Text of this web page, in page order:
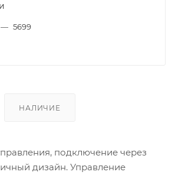
— 5699
НАЛИЧИЕ
подключение через
дизайн. Управление